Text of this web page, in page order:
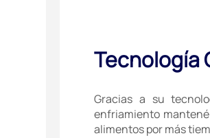
Tecnología
Gracias a su
enfriamiento
alimentos por más